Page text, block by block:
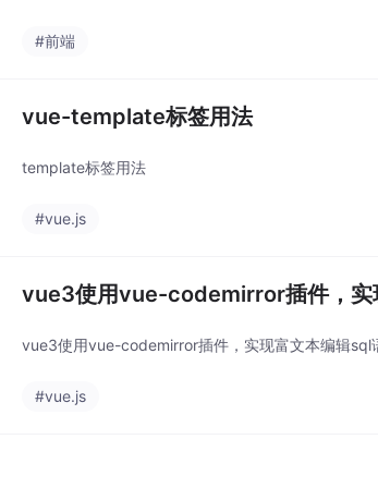
#前端
vue-template标签用法
template标签用法
#vue.js
vue3使用vue-codemirror插件，实
vue3使用vue-codemirror插件，实现富文本编辑sql
#vue.js